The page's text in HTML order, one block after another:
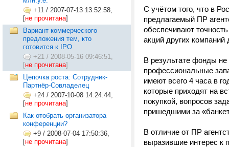
+11 / 2007-07-13 13:52:58,
[не прочитана]
Вариант коммерческого
предложения тем, кто
готовится к IPO
+21 / 2008-05-16 09:46:51,
[не прочитана]
Цепочка роста: Сотрудник-
Партнёр-Совладелец
+24 / 2007-10-08 14:24:44,
[не прочитана]
Как отобрать организатора
конференции?
+9 / 2008-07-04 17:50:36,
[не прочитана]
С учётом того, что в
предлагаемый ПР
обеспечивают
акций других компаний
В результате фонды не
профессиональные
имеют всего 4 часа в
которые приходят на
покупкой, вопросов
пришедшими за
В отличие от ПР
выразившие интерес к